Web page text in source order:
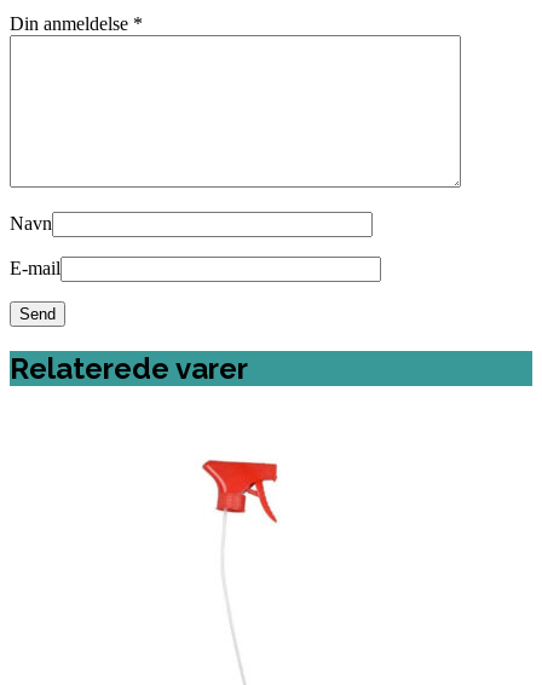
Din anmeldelse *
Navn
E-mail
Relaterede varer